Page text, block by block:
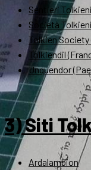
Sentieri
Società
Tolkien
Tolkiendil
Unquendor
3) Siti
Ardalambion